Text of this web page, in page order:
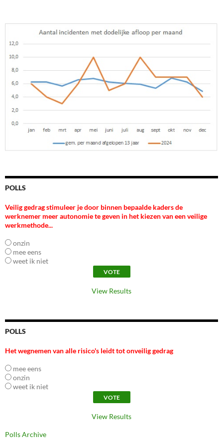
POLLS
Veilig gedrag stimuleer je door binnen bepaalde kaders de
werknemer meer autonomie te geven in het kiezen van een veilige
werkmethode...
onzin
mee eens
weet ik niet
View Results
POLLS
Het wegnemen van alle risico's leidt tot onveilig gedrag
mee eens
onzin
weet ik niet
View Results
Polls Archive